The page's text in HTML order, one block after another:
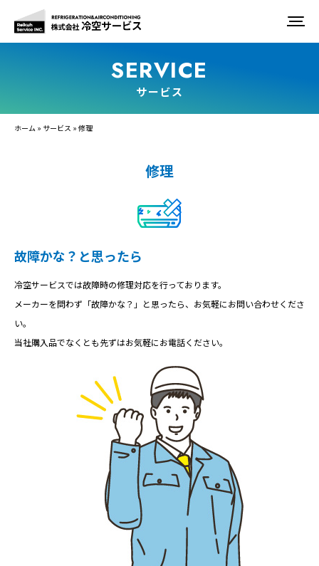
サービス
ホーム » サービス » 修理
修理
故障かな？と思ったら
冷空サービスでは故障時の修理対応を行っております。
メーカーを問わず「故障かな？」と思ったら、お気軽にお問い合わせくださ
い。
当社購入品でなくとも先ずはお気軽にお電話ください。